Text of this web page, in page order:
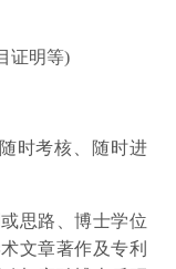
证明等)
时考核、随时进
思路、博士学位
文章著作及专利